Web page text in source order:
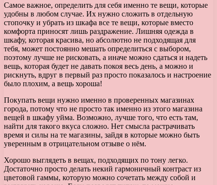
Самое важное, определить для себя именно те вещи, которые
удобны в любом случае. Их нужно сложить в отдельную
стопочку и убрать из шкафа все те вещи, которые вместо
комфорта приносят лишь раздражение. Лишняя одежда в
шкафу, которая красива, но абсолютно не подходящая для
тебя, может постоянно мешать определиться с выбором,
поэтому лучше не рисковать, а иначе можно сдаться и надеть
вещь, которая будет не давать покоя весь день, а можно и
рискнуть, вдруг в первый раз просто показалось и настроение
было плохим, а вещь хороша!
Покупать вещи нужно именно в проверенных магазинах
города, потому что не просто так именно из этого магазина
вещей в шкафу уйма. Возможно, лучше того, что есть там,
найти для такого вкуса сложно. Нет смысла растрачивать
время и силы на те магазины, зайдя в которые можно быть
уверенным в отрицательном отзыве о нём.
Хорошо выглядеть в вещах, подходящих по тону легко.
Достаточно просто делать некий гармоничный контраст из
цветовой гаммы, которую можно сочетать между собой и